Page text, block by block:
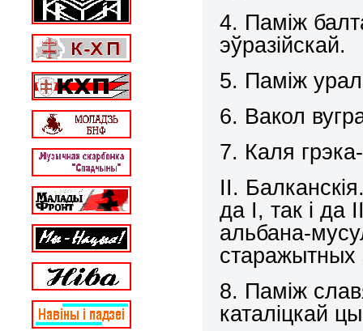
4. Паміж
эўразійскай.
5. Паміж
6. Вакол
7. Каля
ІІ.
да І, так і да
альбана-
старажытных
8. Паміж
каталіцкай